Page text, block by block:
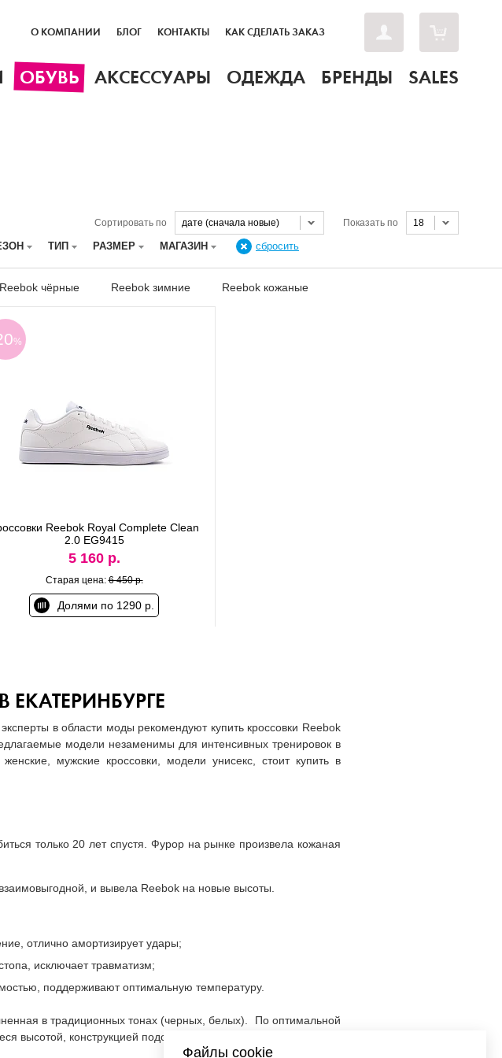
О КОМПАНИИ БЛОГ КОНТАКТЫ КАК СДЕЛАТЬ ЗАКАЗ
ОБУВЬ АКСЕССУАРЫ ОДЕЖДА БРЕНДЫ SALES
Показать по 18
Сортировать по дате (сначала новые)
ТИП РАЗМЕР МАГАЗИН сбросить
Reebok чёрные Reebok зимние Reebok кожаные
%
Reebok Royal Complete Clean
2.0 EG9415
5 160 р.
Старая цена:6 450 р.
Долями по 1290 р.
в области моды рекомендуют купить кроссовки Reebok
модели незаменимы для интенсивных тренировок в
мужские кроссовки, модели унисекс, стоит купить в
только 20 лет спустя. Фурор на рынке произвела кожаная
и вывела Reebok на новые высоты.
отлично амортизирует удары;
исключает травматизм;
поддерживают оптимальную температуру.
в традиционных тонах (черных, белых). По оптимальной
высотой, конструкцией подошвы.
Файлы cookie